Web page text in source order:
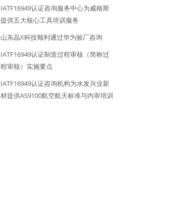
IATF16949认证咨询服务中心为威格斯
提供五大核心工具培训服务
山东晶X科技顺利通过华为验厂咨询
IATF16949认证制造过程审核（简称过
程审核）实施要点
IATF16949认证咨询机构为水发兴业新
材提供AS9100航空航天标准与内审培训